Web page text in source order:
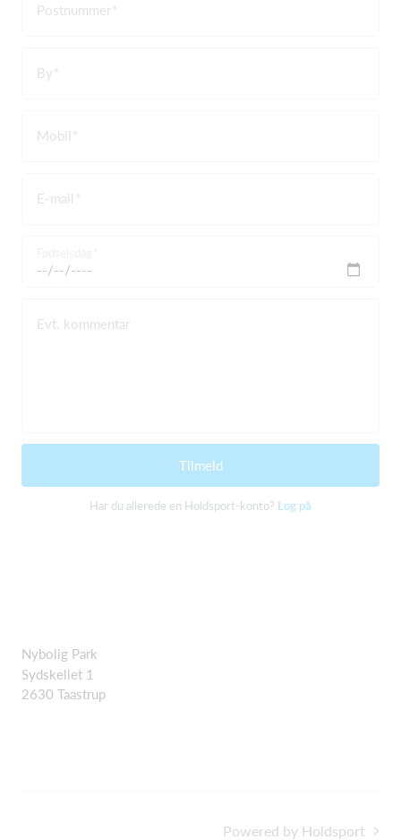
Postnummer
By
Mobil
E-mail
Evt. kommentar
Tilmeld
Har du allerede en Holdsport-konto? Log på
Nybolig Park
Sydskellet 1
2630 Taastrup
Powered by Holdsport